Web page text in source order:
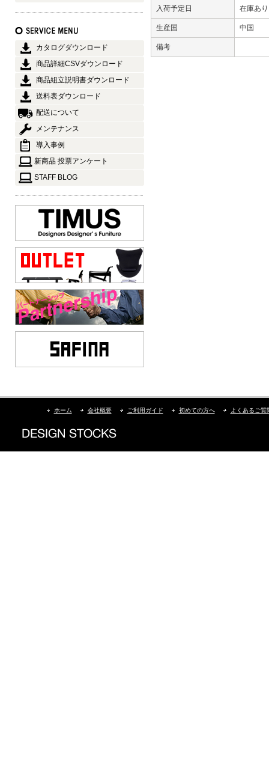
入荷予定日 在庫あ
生産国 中国
備考
カタログダウンロード
商品詳細CSVダウンロード
商品組立説明書ダウンロード
送料表ダウンロード
配送について
メンテナンス
導入事例
新商品 投票アンケート
STAFF BLOG
ホーム 会社概要 ご利用ガイド 初めての方へ よくあるご質